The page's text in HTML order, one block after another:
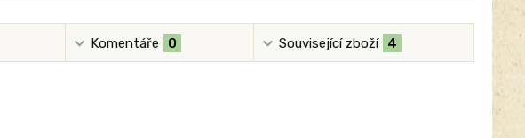
Komentáře 0 Související zboží 4